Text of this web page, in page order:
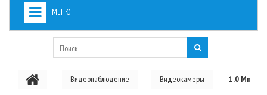
МЕНЮ
PON ОБОРУДОВАНИЕ
Видеонаблюдение Видеокамеры 1.0 Мп